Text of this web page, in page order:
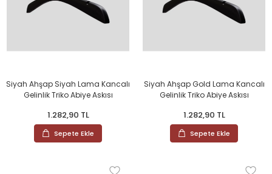
Siyah Ahşap Siyah Lama Kancalı
Gelinlik Triko Abiye Askısı
1.282,90 TL
Sepete Ekle
Siyah Ahşap Gold Lama Kancalı
Gelinlik Triko Abiye Askısı
1.282,90 TL
Sepete Ekle